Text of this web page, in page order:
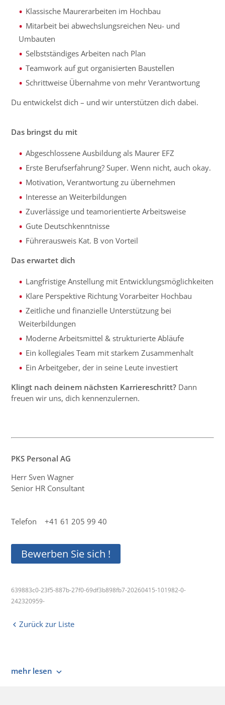
Klassische Maurerarbeiten im Hochbau
Mitarbeit bei abwechslungsreichen Neu- und
Umbauten
Selbstständiges Arbeiten nach Plan
Teamwork auf gut organisierten Baustellen
Schrittweise Übernahme von mehr Verantwortung
Du entwickelst dich – und wir unterstützen dich dabei.
Das bringst du mit
Abgeschlossene Ausbildung als Maurer EFZ
Erste Berufserfahrung? Super. Wenn nicht, auch okay.
Motivation, Verantwortung zu übernehmen
Interesse an Weiterbildungen
Zuverlässige und teamorientierte Arbeitsweise
Gute Deutschkenntnisse
Führerausweis Kat. B von Vorteil
Das erwartet dich
Langfristige Anstellung mit Entwicklungsmöglichkeiten
Klare Perspektive Richtung Vorarbeiter Hochbau
Zeitliche und finanzielle Unterstützung bei
Weiterbildungen
Moderne Arbeitsmittel & strukturierte Abläufe
Ein kollegiales Team mit starkem Zusammenhalt
Ein Arbeitgeber, der in seine Leute investiert
Klingt nach deinem nächsten Karriereschritt? Dann
freuen wir uns, dich kennenzulernen.
PKS Personal AG
Herr Sven Wagner
Senior HR Consultant
Telefon +41 61 205 99 40
Bewerben Sie sich !
639883c0-23f5-887b-27f0-69df3b898fb7-20260415-101982-0-
242320959-
Zurück zur Liste
mehr lesen